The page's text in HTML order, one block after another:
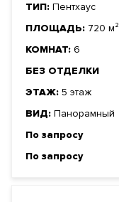
ТИП: Пентхаус
ПЛОЩАДЬ: 720 м²
КОМНАТ: 6
БЕЗ ОТДЕЛКИ
ЭТАЖ: 5 этаж
ВИД: Панорамный
По запросу
По запросу